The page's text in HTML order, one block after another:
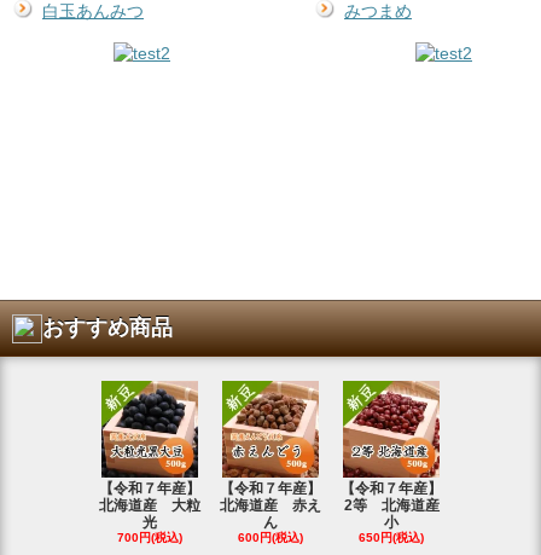
白玉あんみつ みつまめ
おすすめ商品
【令和７年産】
北海道産 大粒
光
700円(税込)
【令和７年産】
北海道産 赤え
ん
600円(税込)
【令和７年産】
2等 北海道産
小
650円(税込)